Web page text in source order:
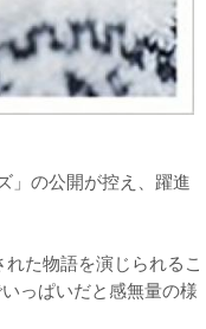
」の公開が控え、躍進
た物語を演じられるこ
っぱいだと感無量の様